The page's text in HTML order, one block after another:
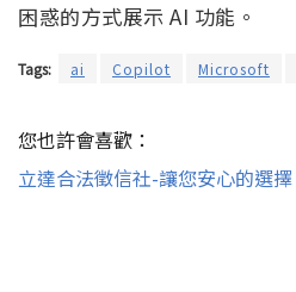
困惑的方式展示 AI 功能。
Tags: ai Copilot Microsoft
您也許會喜歡：
立達合法徵信社-讓您安心的選擇